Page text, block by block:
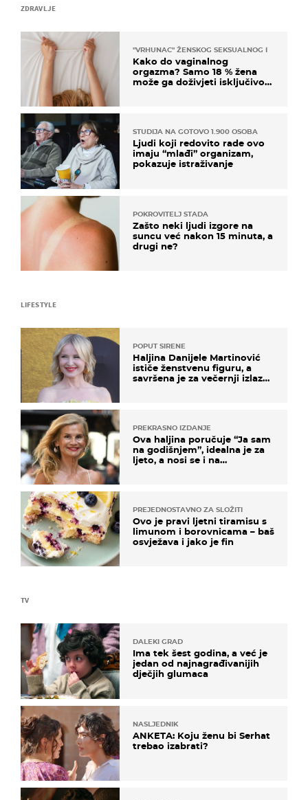
ZDRAVLJE
"VRHUNAC" ŽENSKOG SEKSUALNOG ISKUSTVA
Kako do vaginalnog
orgazma? Samo 18 % žena
može ga doživjeti isključivo
STUDIJA NA GOTOVO 1.900 OSOBA
Ljudi koji redovito rade ovo
imaju “mlađi” organizam,
pokazuje istraživanje
POKROVITELJ STADA
Zašto neki ljudi izgore na
suncu već nakon 15 minuta, a
drugi ne?
TV
DALEKI GRAD
Ima tek šest godina, a već je
jedan od najnagrađivanijih
dječjih glumaca
NASLJEDNIK
ANKETA: Koju ženu bi Serhat
trebao izabrati?
LIFESTYLE
POPUT SIRENE
Haljina Danijele Martinović
ističe ženstvenu figuru, a
savršena je za večernji izlazak
PREKRASNO IZDANJE
Ova haljina poručuje “Ja sam
na godišnjem”, idealna je za
ljeto, a nosi se i na
PREJEDNOSTAVNO ZA SLOŽITI
Ovo je pravi ljetni tiramisu s
limunom i borovnicama – baš
osvježava i jako je fin